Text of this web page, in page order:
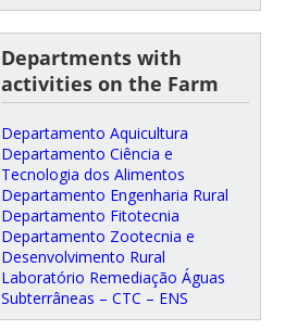
Departments with
activities on the Farm
Departamento Aquicultura
Departamento Ciência e
Tecnologia dos Alimentos
Departamento Engenharia Rural
Departamento Fitotecnia
Departamento Zootecnia e
Desenvolvimento Rural
Laboratório Remediação Águas
Subterrâneas – CTC – ENS